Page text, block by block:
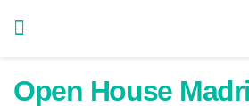
Open House